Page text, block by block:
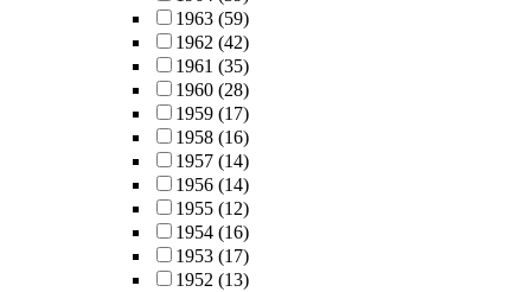
1963 (59)
1962 (42)
1961 (35)
1960 (28)
1959 (17)
1958 (16)
1957 (14)
1956 (14)
1955 (12)
1954 (16)
1953 (17)
1952 (13)